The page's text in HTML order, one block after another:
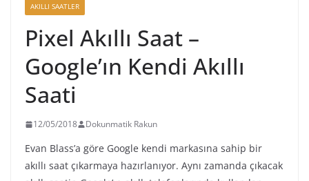
AKILLI SAATLER
Pixel Akıllı Saat –
Google’ın Kendi Akıllı
Saati
12/05/2018 Dokunmatik Rakun
Evan Blass’a göre Google kendi markasına sahip bir
akıllı saat çıkarmaya hazırlanıyor. Aynı zamanda çıkacak